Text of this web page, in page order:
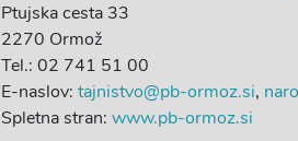
Ptujska cesta 33
2270 Ormož
Tel.: 02 741 51 00
E-naslov: tajnistvo@pb-ormoz.si,
Spletna stran: www.pb-ormoz.si